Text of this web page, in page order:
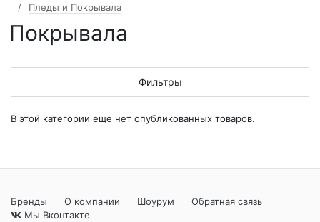
Пледы и Покрывала
Покрывала
Фильтры
В этой категории еще нет опубликованных товаров.
Бренды О компании Шоурум
Обратная связь
Мы Вконтакте